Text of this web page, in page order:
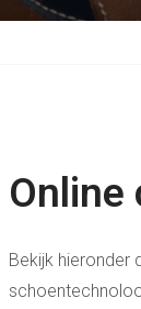
Online
Bekijk hieronder